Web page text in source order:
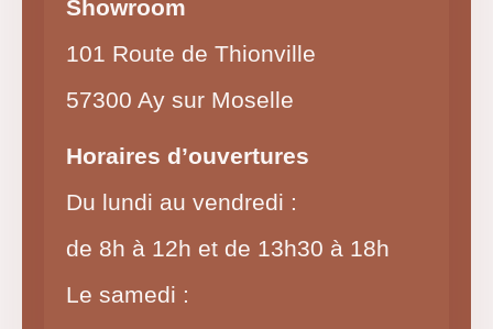
Showroom
101 Route de Thionville
57300 Ay sur Moselle
Horaires d’ouvertures
Du lundi au vendredi :
de 8h à 12h et de 13h30 à 18h
Le samedi :